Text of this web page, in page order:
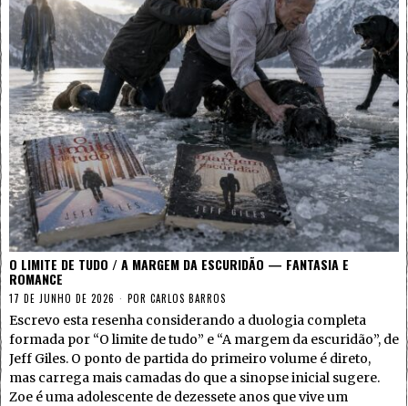
O LIMITE DE TUDO / A MARGEM DA ESCURIDÃO — FANTASIA E
ROMANCE
17 DE JUNHO DE 2026 POR CARLOS BARROS
Escrevo esta resenha considerando a duologia completa
formada por “O limite de tudo” e “A margem da escuridão”, de
Jeff Giles. O ponto de partida do primeiro volume é direto,
mas carrega mais camadas do que a sinopse inicial sugere.
Zoe é uma adolescente de dezessete anos que vive um